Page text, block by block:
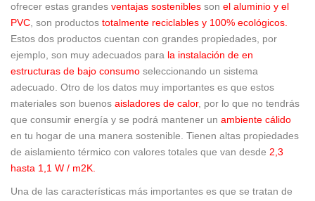
ofrecer estas grandes ventajas sostenibles son el aluminio y el
PVC , son productos totalmente reciclables y 100% ecológicos.
Estos dos productos cuentan con grandes propiedades, por
ejemplo, son muy adecuados para la instalación de en
estructuras de bajo consumo seleccionando un sistema
adecuado. Otro de los datos muy importantes es que estos
materiales son buenos aisladores de calor, por lo que no tendrás
que consumir energía y se podrá mantener un ambiente cálido
en tu hogar de una manera sostenible. Tienen altas propiedades
de aislamiento térmico con valores totales que van desde 2,3
hasta 1,1 W / m2K.
Una de las características más importantes es que se tratan de